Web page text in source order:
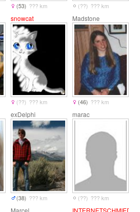
(53) ??? km (??) ??? km
snowcat
(??) ??? km
Madstone
(46) ??? km
exDelphi
(38) ??? km
marac
(??) ??? km
Marcel INTERNETSCHMIED